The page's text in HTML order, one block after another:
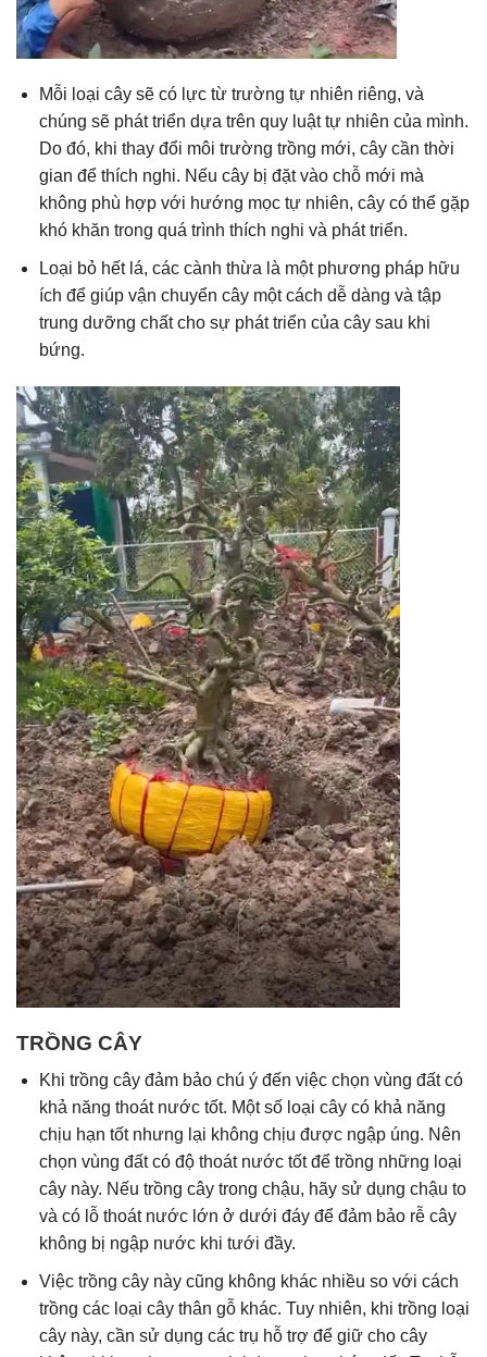
Mỗi loại cây sẽ có lực từ trường tự nhiên riêng, và
chúng sẽ phát triển dựa trên quy luật tự nhiên của mình.
Do đó, khi thay đổi môi trường trồng mới, cây cần thời
gian để thích nghi. Nếu cây bị đặt vào chỗ mới mà
không phù hợp với hướng mọc tự nhiên, cây có thể gặp
khó khăn trong quá trình thích nghi và phát triển.
Loại bỏ hết lá, các cành thừa là một phương pháp hữu
ích để giúp vận chuyển cây một cách dễ dàng và tập
trung dưỡng chất cho sự phát triển của cây sau khi
bứng.
TRỒNG CÂY
Khi trồng cây đảm bảo chú ý đến việc chọn vùng đất có
khả năng thoát nước tốt. Một số loại cây có khả năng
chịu hạn tốt nhưng lại không chịu được ngập úng. Nên
chọn vùng đất có độ thoát nước tốt để trồng những loại
cây này. Nếu trồng cây trong chậu, hãy sử dụng chậu to
và có lỗ thoát nước lớn ở dưới đáy để đảm bảo rễ cây
không bị ngập nước khi tưới đầy.
Việc trồng cây này cũng không khác nhiều so với cách
trồng các loại cây thân gỗ khác. Tuy nhiên, khi trồng loại
cây này, cần sử dụng các trụ hỗ trợ để giữ cho cây